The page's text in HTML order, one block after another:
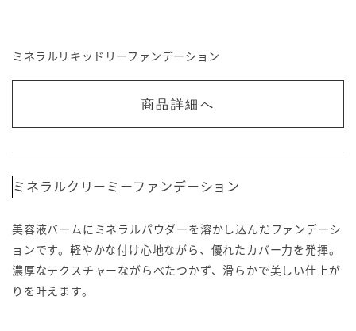
ミネラルリキッドリーファンデーション
商品詳細へ
ミネラルクリーミーファンデーション
美容液バームにミネラルパウダーを溶かし込んだファンデーシ
ョンです。軽やかな付け心地ながら、優れたカバー力を発揮。
濃厚なテクスチャーながらべたつかず、滑らかで美しい仕上が
りを叶えます。